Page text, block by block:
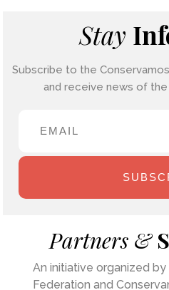
Stay
Subscribe to the
and receive news of the
Partners &
An initiative organized by
Federation and